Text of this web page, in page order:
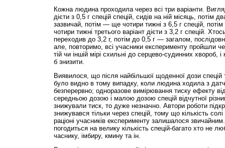
Кожна людина проходила через всі три варіанти.
дієти з 0,5 г спецій спецій, сидів на ній місяць, потім
зазвичай, потім — ще чотири тижні з 6,5 г спецій,
чотири тижні третього варіант дієти з 3,2 г спецій.
переходив до 3,2 г, потім до 0,5 г — загалом,
але, повторимо, всі учасники експерименту пройшли
тій чи іншій мірі схильні до серцево-судинних хвороб,
б знизити.
Виявилося, що після найбільшої щоденної дози
було видно в тому випадку, коли людина ходила з
безперервно; одноразове вимірювання тиску ефекту
середньою дозою і малою дозою спецій відчутної
знижували тиск, то дуже незначно. Автори роботи
знижувався тільки через спецій, тому що кількість солі
раціоні учасників експерименту залишалося
погодиться на велику кількість спецій-багато хто не
часнику, імбиру, кмину та ін.